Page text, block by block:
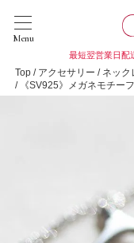
Menu
最短翌営業日配
Top アクセサリー
ネック
《SV925》メガネモチー